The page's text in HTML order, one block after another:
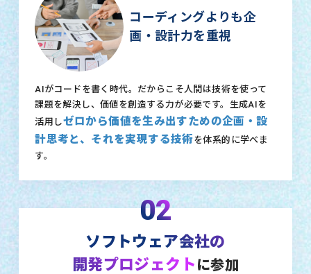
コーディングよりも企
画・設計力を重視
AIがコードを書く時代。だからこそ人間は技術を使って
課題を解決し、価値を創造する力が必要です。生成AIを
活用しゼロから価値を生み出すための企画・設
計思考と、それを実現する技術を体系的に学べま
す。
02
ソフトウェア会社の
開発プロジェクト に参加